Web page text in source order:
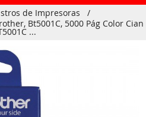
de Impresoras
/
Bt5001C, 5000 Pág Color Cian
...